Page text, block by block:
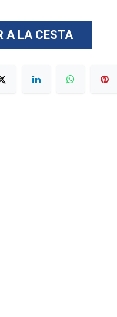
A LA CESTA